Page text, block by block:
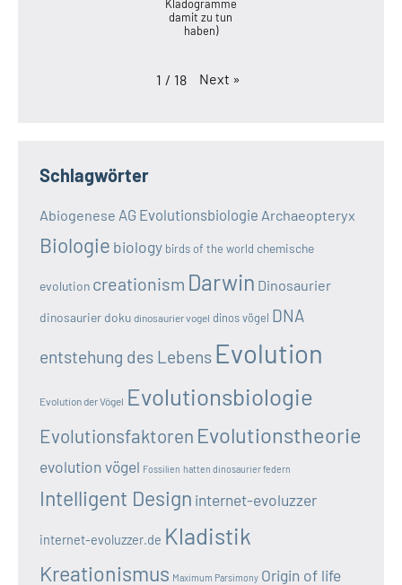
Kladogramme
damit zu tun
haben)
1 / 18 Next »
Schlagwörter
Abiogenese AG Evolutionsbiologie Archaeopteryx
Biologie biology birds of the world chemische
evolution creationism Darwin Dinosaurier
dinosaurier doku dinosaurier vogel dinos vögel DNA
entstehung des Lebens Evolution
Evolution der Vögel Evolutionsbiologie
Evolutionsfaktoren Evolutionstheorie
evolution vögel Fossilien hatten dinosaurier federn
Intelligent Design internet-evoluzzer
internet-evoluzzer.de Kladistik
Kreationismus Maximum Parsimony Origin of life